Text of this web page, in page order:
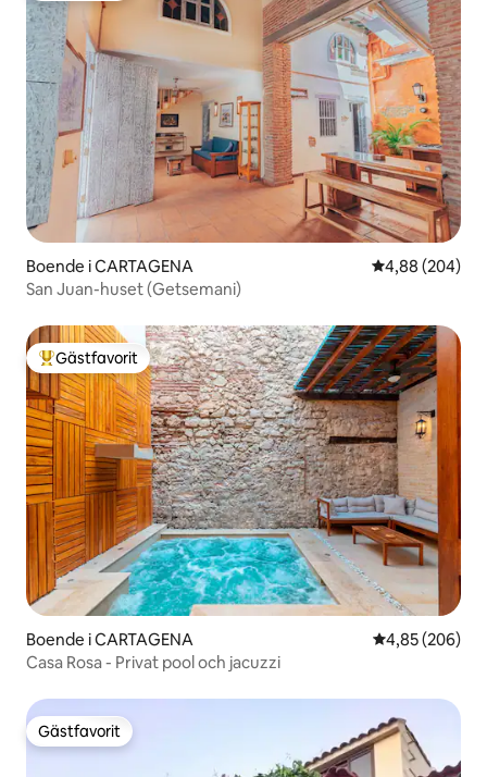
Boende i CARTAGENA 4,88 av 5 i
4,88 (204)
San Juan-huset (Getsemani)
Populär gästfavorit
Gästfavorit
Boende i CARTAGENA 4,85 av 5 i
4,85 (206)
Casa Rosa - Privat pool och jacuzzi
Gästfavorit
Gästfavorit